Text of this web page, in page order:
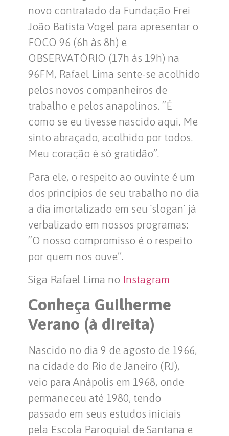
novo contratado da Fundação Frei
João Batista Vogel para apresentar o
FOCO 96 (6h às 8h) e
OBSERVATÓRIO (17h às 19h) na
96FM, Rafael Lima sente-se acolhido
pelos novos companheiros de
trabalho e pelos anapolinos. “É
como se eu tivesse nascido aqui. Me
sinto abraçado, acolhido por todos.
Meu coração é só gratidão”.
Para ele, o respeito ao ouvinte é um
dos princípios de seu trabalho no dia
a dia imortalizado em seu ´slogan´ já
verbalizado em nossos programas:
“O nosso compromisso é o respeito
por quem nos ouve”.
Siga Rafael Lima no Instagram
Conheça Guilherme
Verano (à direita)
Nascido no dia 9 de agosto de 1966,
na cidade do Rio de Janeiro (RJ),
veio para Anápolis em 1968, onde
permaneceu até 1980, tendo
passado em seus estudos iniciais
pela Escola Paroquial de Santana e